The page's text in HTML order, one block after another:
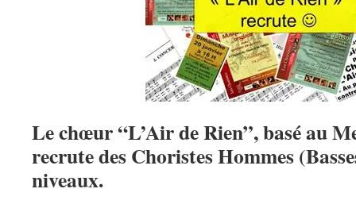
Le chœur “L’Air de Rien”, basé au
recrute des Choristes Hommes
niveaux.